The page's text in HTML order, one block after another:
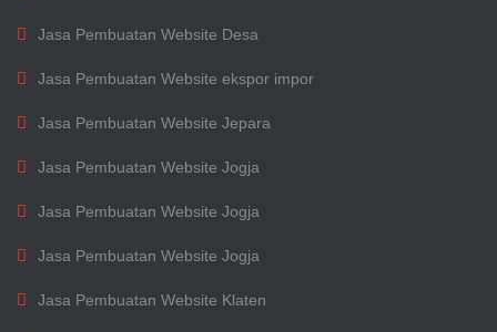
Jasa Pembuatan Website Desa
Jasa Pembuatan Website ekspor impor
Jasa Pembuatan Website Jepara
Jasa Pembuatan Website Jogja
Jasa Pembuatan Website Jogja
Jasa Pembuatan Website Jogja
Jasa Pembuatan Website Klaten